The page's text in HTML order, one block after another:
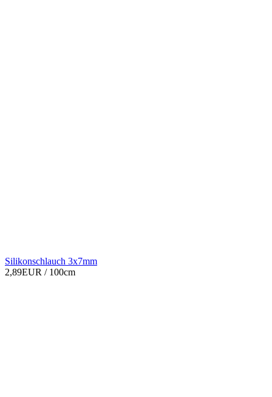
Silikonschlauch 3x7mm
2,89EUR / 100cm